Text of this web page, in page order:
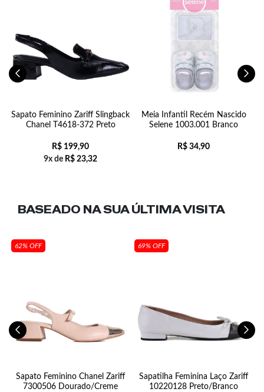
Sapato Feminino Zariff Slingback
Chanel T4618-372 Preto
R$ 199,90
9x de R$ 23,32
Meia Infantil Recém Nascido
Selene 1003.001 Branco
R$ 34,90
BASEADO NA SUAÚLTIMA VISITA
62% OFF
Sapato Feminino Chanel Zariff
7300506 Dourado/Creme
69% OFF
Sapatilha Feminina Laço Zariff
10220128 Preto/Branco